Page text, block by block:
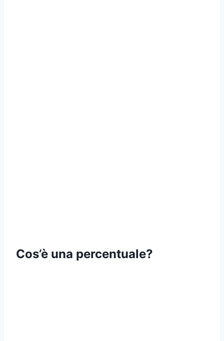
Cos’è una percentuale?